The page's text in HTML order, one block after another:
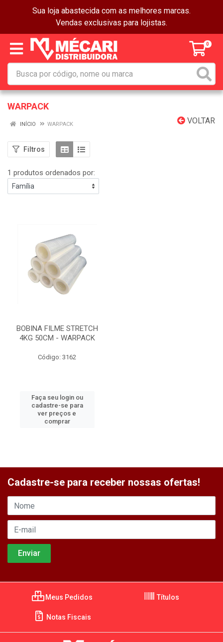
Sua loja abastecida com as melhores marcas.
Vendas exclusivas para lojistas.
0
WARPACK
VOLTAR
INÍCIO WARPACK
Filtros
1 produtos ordenados por:
BOBINA FILME STRETCH
4KG 50CM - WARPACK
Código: 3162
Faça seu login ou
cadastre-se para
ver preços e
comprar
Cadastre-se para receber nossas ofertas!
Meus Pedidos Títulos
Notas Fiscais